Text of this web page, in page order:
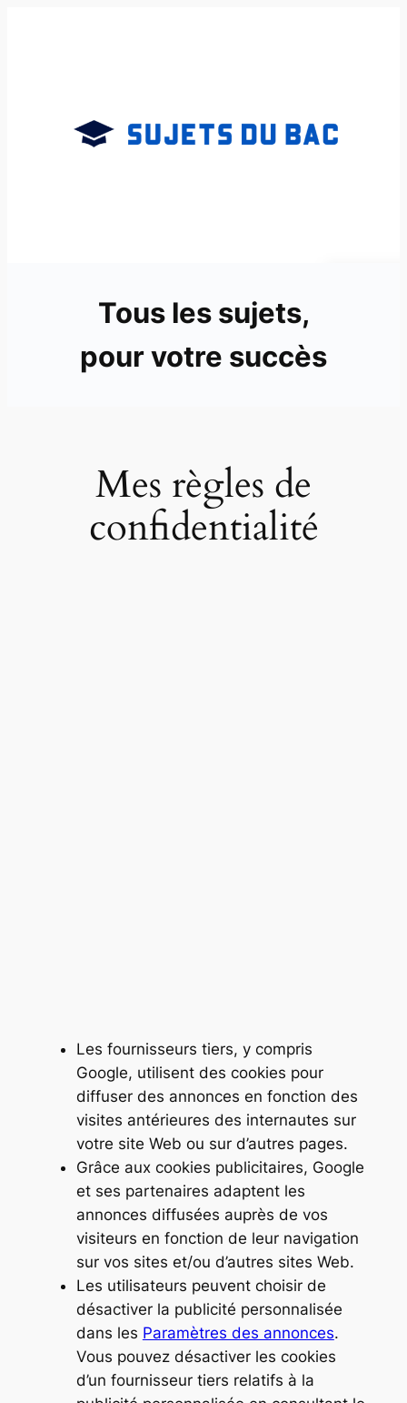
Tous les sujets,
pour votre succès
Mes règles de
confidentialité
Les fournisseurs tiers, y compris
Google, utilisent des cookies pour
diffuser des annonces en fonction des
visites antérieures des internautes sur
votre site Web ou sur d’autres pages.
Grâce aux cookies publicitaires, Google
et ses partenaires adaptent les
annonces diffusées auprès de vos
visiteurs en fonction de leur navigation
sur vos sites et/ou d’autres sites Web.
Les utilisateurs peuvent choisir de
désactiver la publicité personnalisée
dans les Paramètres des annonces.
Vous pouvez désactiver les cookies
d’un fournisseur tiers relatifs à la